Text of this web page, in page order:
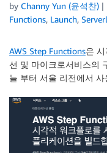
by Channy Yun (윤석찬)
Functions, Launch,
AWS Step Functions은
션 및 마이크로서비스의
늘 부터 서울 리전에서